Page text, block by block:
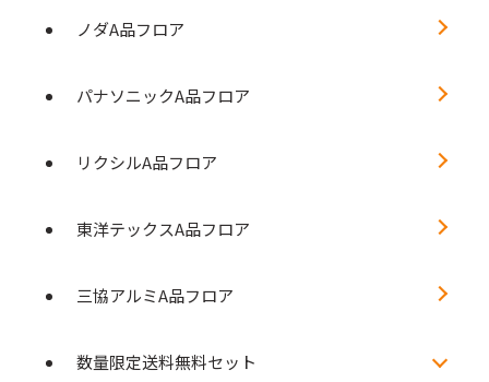
ノダA品フロア
パナソニックA品フロア
リクシルA品フロア
東洋テックスA品フロア
三協アルミA品フロア
数量限定送料無料セット